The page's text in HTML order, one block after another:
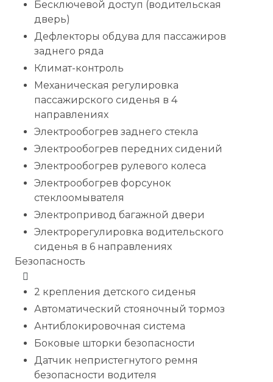
Бесключевой доступ (водительская
дверь)
Дефлекторы обдува для пассажиров
заднего ряда
Климат-контроль
Механическая регулировка
пассажирского сиденья в 4
направлениях
Электрообогрев заднего стекла
Электрообогрев передних сидений
Электрообогрев рулевого колеса
Электрообогрев форсунок
стеклоомывателя
Электропривод багажной двери
Электрорегулировка водительского
сиденья в 6 направлениях
Безопасность
2 крепления детского сиденья
Автоматический стояночный тормоз
Антиблокировочная система
Боковые шторки безопасности
Датчик непристегнутого ремня
безопасности водителя